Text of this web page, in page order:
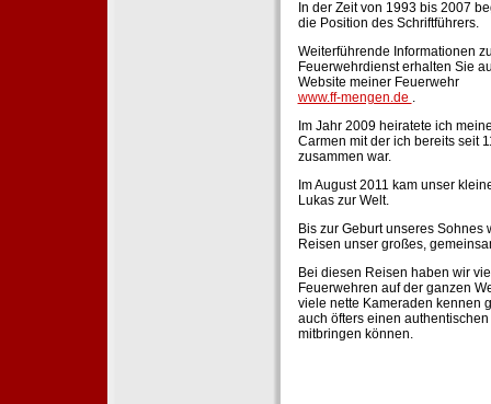
In der Zeit von 1993 bis 2007
die Position des Schriftführers.
Weiterführende Informationen
Feuerwehrdienst erhalten Sie
Website meiner Feuerwehr
www.ff-mengen.de .
Im Jahr 2009 heiratete ich
Carmen mit der ich bereits seit
zusammen war.
Im August 2011 kam unser
Lukas zur Welt.
Bis zur Geburt unseres Sohnes
Reisen unser großes,
Bei diesen Reisen haben wir
Feuerwehren auf der ganzen
viele nette Kameraden kennen
auch öfters einen
mitbringen können.